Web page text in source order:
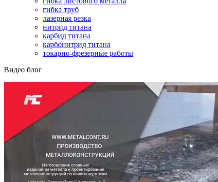
гибка труб
лазерная резка
нитрид титана
карбид титана
карбонитрид титана
токарно-фрезерные работы
Видео блог